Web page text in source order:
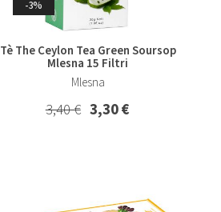
-3%
Tè The Ceylon Tea Green Soursop
Mlesna 15 Filtri
Mlesna
3,40 € 3,30 €